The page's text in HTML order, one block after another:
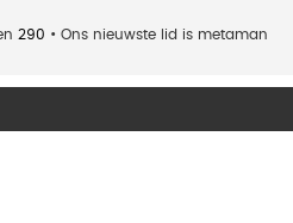
290 • Ons nieuwste lid is metaman